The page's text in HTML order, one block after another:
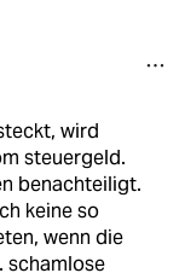
wird
steuergeld.
benachteiligt.
keine so
wenn die
schamlose